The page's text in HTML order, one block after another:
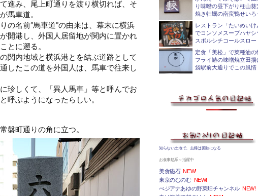
進み、尾上町通りを渡り横切れば、そ
馬車道。
の名前”馬車道”の由来は、幕末に横浜
開港し、外国人居留地が関内に置かれ
とに遡る。
関内地域と横浜港とを結ぶ道路として
したこの道を外国人は、馬車で往来し
珍しくて、「異人馬車」等と呼んでお
呼ぶようになったらしい。
盤町通りの角に立つ。
り味噌の昼下がり柱山葵
焼き牡蠣の南蛮鴨せいろ
レストラン「たいめいけ
でコンソメスープハヤシ
スボルシチコールスロー
定食「美松」で菜種油の
フライ鰆の味噌焼立田揚
袋駅前大通りでこの風情
知らない土地で、主婦は孤独になる
お食事処系～活躍中
美食磁石 NEW!
東京のむのむ NEW!
べジアナあゆの野菜畑チャンネル NEW!